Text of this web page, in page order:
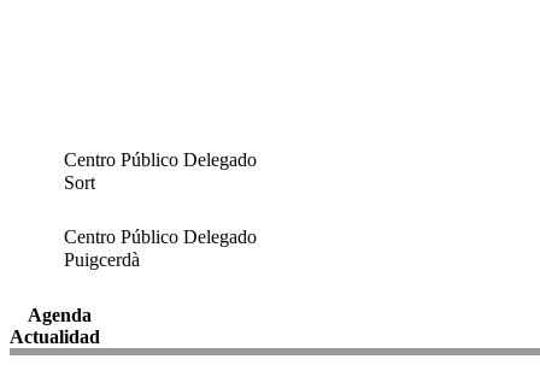
Centro Público Delegado
Sort
Centro Público Delegado
Puigcerdà
Agenda
Actualidad